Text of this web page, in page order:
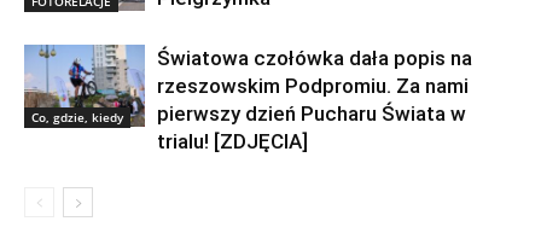
Co, gdzie, kiedy
Światowa czołówka dała popis na
rzeszowskim Podpromiu. Za nami
pierwszy dzień Pucharu Świata w
trialu! [ZDJĘCIA]